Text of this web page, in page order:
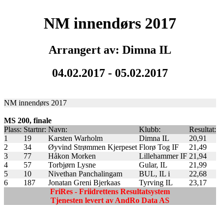
NM innendørs 2017
Arrangert av: Dimna IL
04.02.2017 - 05.02.2017
NM innendørs 2017
MS 200, finale
Plass: Startnr: Navn: Klubb:
Resultat:
1
19 Karsten Warholm Dimna IL
20,91
2
34 Øyvind Strømmen Kjerpeset Florø Tog IF
21,49
3
77 Håkon Morken Lillehammer IF 21,94
4
57 Torbjørn Lysne Gular, IL
21,99
5
10 Nivethan Panchalingam BUL, IL i
22,68
6
187 Jonatan Greni Bjerkaas Tyrving IL
23,17
FriRes - Friidrettens Resultatsystem
Tjenesten levert av AndRo Data AS